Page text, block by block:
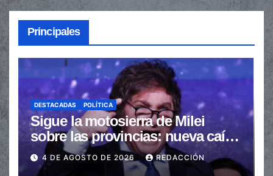
Principales
DESTACADAS POLÍTICA
Sigue la motosierra de Milei
sobre las provincias: nueva caída
de las transferencias no
automáticas
4 DE AGOSTO DE 2026 REDACCIÓN